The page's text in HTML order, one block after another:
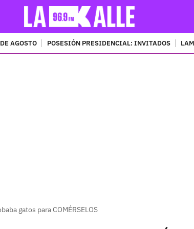
AGOSTO POSESIÓN PRESIDENCIAL: INVITADOS
gatos para COMÉRSELOS